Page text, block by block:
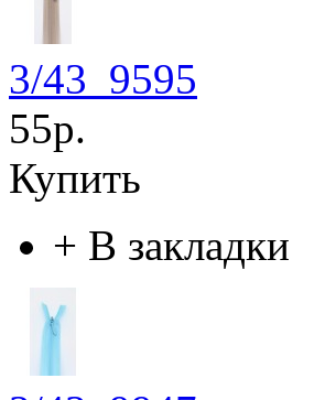
3/43_9595
55р.
Купить
+ В закладки